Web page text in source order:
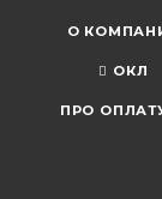
О
ОКЛ
ПРО